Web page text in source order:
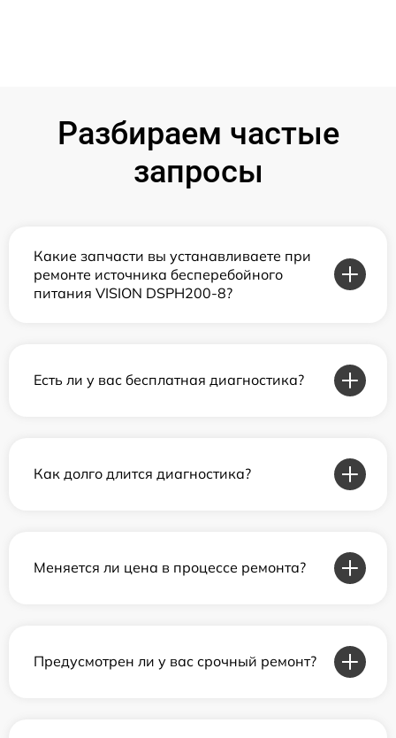
Разбираем частые
запросы
Какие запчасти вы устанавливаете при
ремонте источника бесперебойного
питания VISION DSPH200-8?
Есть ли у вас бесплатная диагностика?
Как долго длится диагностика?
Меняется ли цена в процессе ремонта?
Предусмотрен ли у вас срочный ремонт?